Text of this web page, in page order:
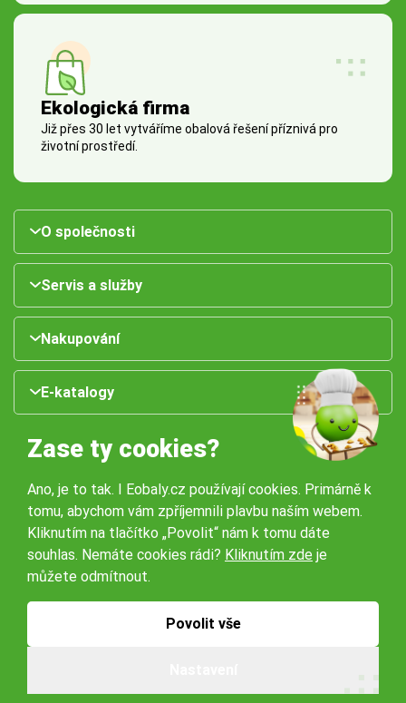
Ekologická firma
Již přes 30 let vytváříme obalová řešení příznivá pro
životní prostředí.
O společnosti
Servis a služby
Nakupování
E-katalogy
Naše pobočky:
Obchodní podmínky
Zase ty cookies?
Ano, je to tak. I Eobaly.cz používají cookies. Primárně k
tomu, abychom vám zpříjemnili plavbu naším webem.
Kliknutím na tlačítko „Povolit“ nám k tomu dáte
souhlas. Nemáte cookies rádi? Kliknutím zde je
můžete odmítnout.
Povolit vše